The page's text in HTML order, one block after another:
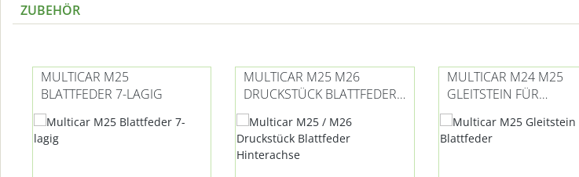
ZUBEHÖR
MULTICAR M25
BLATTFEDER 7-LAGIG
MULTICAR M25 M26
DRUCKSTÜCK BLATTFEDER
HINTERACHSE
MULTICAR M24 M25
GLEITSTEIN FÜR
BLATTFEDER